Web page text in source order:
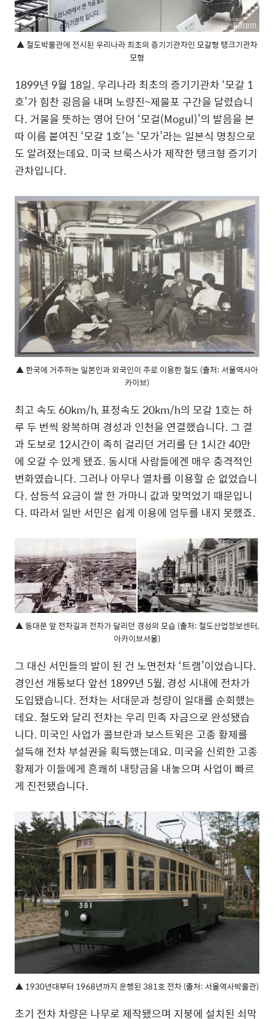
▲ 철도박물관에 전시된 우리나라 최초의 증기기관차인 모갈형 탱크기관차
모형
1899년 9월 18일. 우리나라 최초의 증기기관차 ‘모갈 1
호’가 힘찬 굉음을 내며 노량진~제물포 구간을 달렸습니
다. 거물을 뜻하는 영어 단어 ‘모걸(Mogul)’의 발음을 본
따 이름 붙여진 ‘모갈 1호’는 ‘모가’라는 일본식 명칭으로
도 알려졌는데요. 미국 브룩스사가 제작한 탱크형 증기기
관차입니다.
▲ 한국에 거주하는 일본인과 외국인이 주로 이용한 철도 (출처: 서울역사아
카이브)
최고 속도 60km/h, 표정속도 20km/h의 모갈 1호는 하
루 두 번씩 왕복하며 경성과 인천을 연결했습니다. 그 결
과 도보로 12시간이 족히 걸리던 거리를 단 1시간 40만
에 오갈 수 있게 됐죠. 동시대 사람들에겐 매우 충격적인
변화였습니다. 그러나 아무나 열차를 이용할 순 없었습니
다. 삼등석 요금이 쌀 한 가마니 값과 맞먹었기 때문입니
다. 따라서 일반 서민은 쉽게 이용에 엄두를 내지 못했죠.
▲ 동대문 앞 전차길과 전차가 달리던 경성의 모습 (출처: 철도산업정보센터,
아카이브서울)
그 대신 서민들의 발이 된 건 노면전차 ‘트램’이었습니다.
경인선 개통보다 앞선 1899년 5월, 경성 시내에 전차가
도입됐습니다. 전차는 서대문과 청량이 일대를 순회했는
데요. 철도와 달리 전차는 우리 민족 자금으로 완성됐습
니다. 미국인 사업가 콜브란과 보스트윅은 고종 황제를
설득해 전차 부설권을 획득했는데요. 미국을 신뢰한 고종
황제가 이들에게 흔쾌히 내탕금을 내놓으며 사업이 빠르
게 진전됐습니다.
▲ 1930년대부터 1968년까지 운행된 381호 전차 (출처: 서울역사박물관)
초기 전차 차량은 나무로 제작됐으며 지붕에 설치된 쇠막